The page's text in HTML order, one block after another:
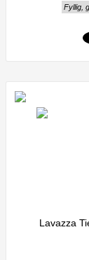
Fyllig,
Lavazza